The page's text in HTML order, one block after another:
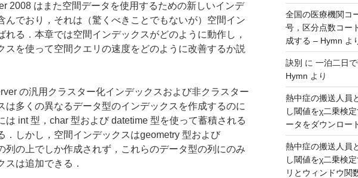
2008 はまた空間データを使用するための新しいインデ
んでおり，それは（驚くべきことでもないが）空間イン
れる．本章では空間インデックスがどのように動作し，
スを使って空間クエリの速度をどのように改善するか説
の汎用クラスター化インデックスおよび非クラスター
は多くの異なるデータ型のインデックスを作成するのに
は int 型，char 型および datetime 型を使って蓄積される
．しかし，空間インデックスはgeometry 型および
列の上でしか作成されず，これらのデータ型の列にのみ
スは追加できる．
全国の医療機関コ
号，区分点数コー
成する – Hymn よ
訣別 に 一泊二日
Hymn より
熱中症の搬送人員
し閾値をχ二乗検定
ータをダウンロー
熱中症の搬送人員
し閾値をχ二乗検定
リとウィンドウ関